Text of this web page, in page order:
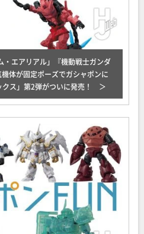
・エアリアル」『機動戦士ガンダ
機体が固定ポーズでガシャポンに
ス」第2弾がついに発売！